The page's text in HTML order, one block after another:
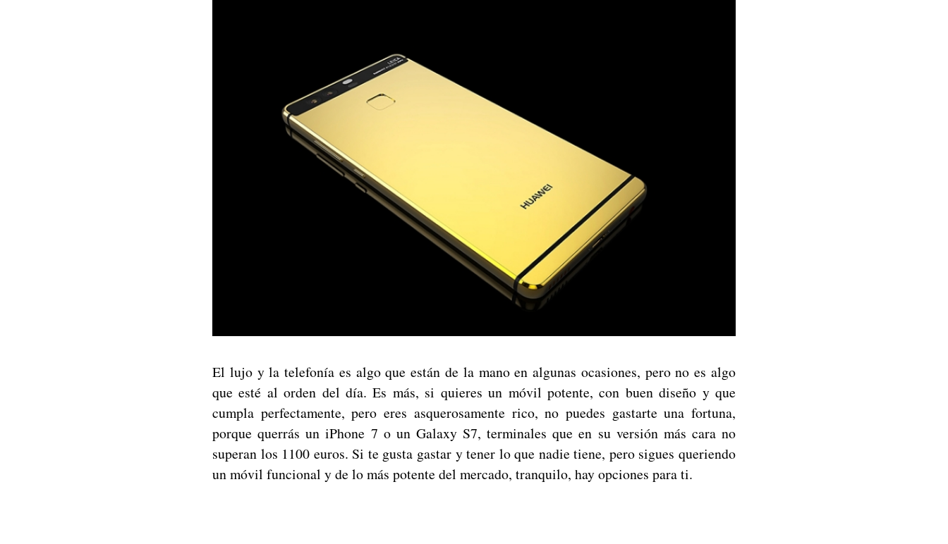
El lujo y la telefonía es algo que están de la mano en algunas ocasiones, pero no es algo
que esté al orden del día. Es más, si quieres un móvil potente, con buen diseño y que
cumpla perfectamente, pero eres asquerosamente rico, no puedes gastarte una fortuna,
porque querrás un iPhone 7 o un Galaxy S7, terminales que en su versión más cara no
superan los 1100 euros. Si te gusta gastar y tener lo que nadie tiene, pero sigues queriendo
un móvil funcional y de lo más potente del mercado, tranquilo, hay opciones para ti.